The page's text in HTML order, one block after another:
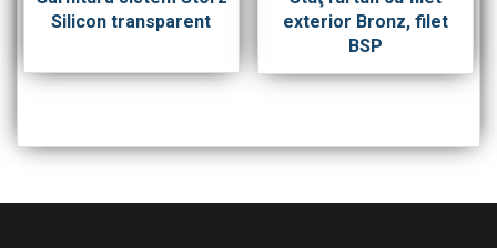
Silicon transparent
exterior Bronz, filet
BSP